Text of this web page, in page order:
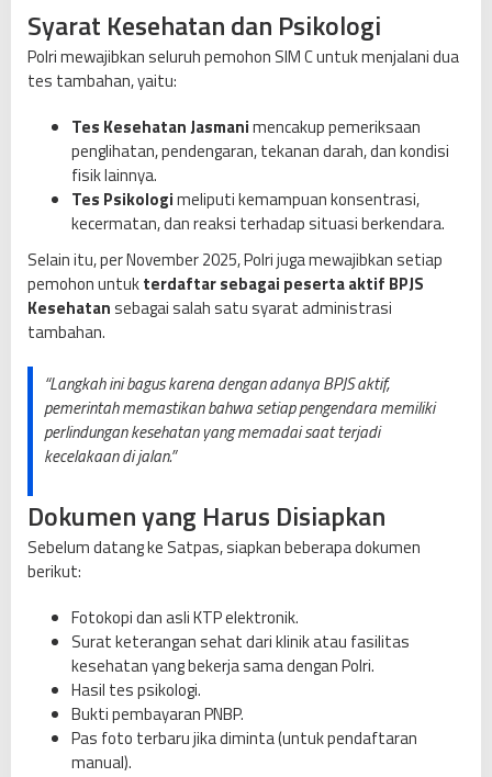
Syarat Kesehatan dan Psikologi
Polri mewajibkan seluruh pemohon SIM C untuk menjalani dua
tes tambahan, yaitu:
Tes Kesehatan Jasmanimencakup pemeriksaan
penglihatan, pendengaran, tekanan darah, dan kondisi
fisik lainnya.
Tes Psikologimeliputi kemampuan konsentrasi,
kecermatan, dan reaksi terhadap situasi berkendara.
Selain itu, per November 2025, Polri juga mewajibkan setiap
pemohon untukterdaftar sebagai peserta aktif BPJS
Kesehatansebagai salah satu syarat administrasi
tambahan.
“Langkah ini bagus karena dengan adanya BPJS aktif,
pemerintah memastikan bahwa setiap pengendara memiliki
perlindungan kesehatan yang memadai saat terjadi
kecelakaan di jalan.”
Dokumen yang Harus Disiapkan
Sebelum datang ke Satpas, siapkan beberapa dokumen
berikut:
Fotokopi dan asli KTP elektronik.
Surat keterangan sehat dari klinik atau fasilitas
kesehatan yang bekerja sama dengan Polri.
Hasil tes psikologi.
Bukti pembayaran PNBP.
Pas foto terbaru jika diminta (untuk pendaftaran
manual).